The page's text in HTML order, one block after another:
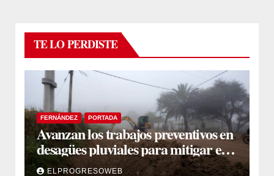
TE LO PERDISTE
FERNÁNDEZ PORTADA
Avanzan los trabajos preventivos en
desagües pluviales para mitigar el
impacto de la temporada de lluvias
ELPROGRESOWEB